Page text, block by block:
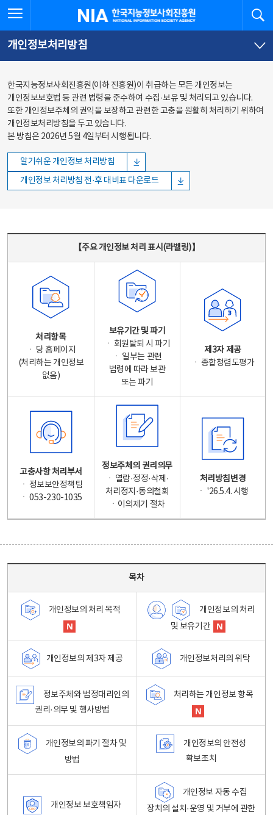
바로가기
바로가기
한국지능정보사회진흥원
개인정보처리방침
한국지능정보사회진흥원(이하 진흥원)이 취급하는 모든 개인정보는
개인정보보호법 등 관련 법령을 준수하여 수집·보유 및 처리되고 있습니다.
또한 개인정보주체의 권익을 보장하고 관련한 고충을 원활히 처리하기 위하여
개인정보처리방침을 두고 있습니다.
본 방침은 2026년 5월 4일부터 시행됩니다.
알기쉬운 개인정보 처리방침
개인정보 처리방침 전·후 대비표 다운로드
【주요 개인정보 처리 표시(라벨링)】
처리항목
ㆍ 당 홈페이지
(처리하는 개인정보
없음)
보유기간 및 파기
ㆍ 회원탈퇴 시 파기
ㆍ 일부는 관련
법령에 따라 보관
또는 파기
제3자 제공
ㆍ 종합청렴도평가
고충사항 처리부서
ㆍ 정보보안정책팀
ㆍ 053-230-1035
정보주체의 권리의무
ㆍ 열람·정정·삭제·
처리정지·동의철회
ㆍ이의제기 절차
처리방침변경
ㆍ '26.5.4. 시행
목차
개인정보의 처리 목적
개인정보의 처리
및 보유기간
개인정보의 제3자 제공 개인정보처리의 위탁
정보주체와 법정대리인의
권리·의무 및 행사방법
처리하는 개인정보 항목
개인정보의 파기 절차 및
방법
개인정보의 안전성
확보조치
개인정보 보호책임자
개인정보 자동 수집
장치의 설치·운영 및 거부에 관한